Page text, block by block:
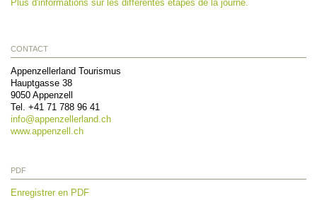
Plus d'informations sur les différentes étapes de la journé.
CONTACT
Appenzellerland Tourismus
Hauptgasse 38
9050 Appenzell
Tel. +41 71 788 96 41
info@appenzellerland.ch
www.appenzell.ch
PDF
Enregistrer en PDF